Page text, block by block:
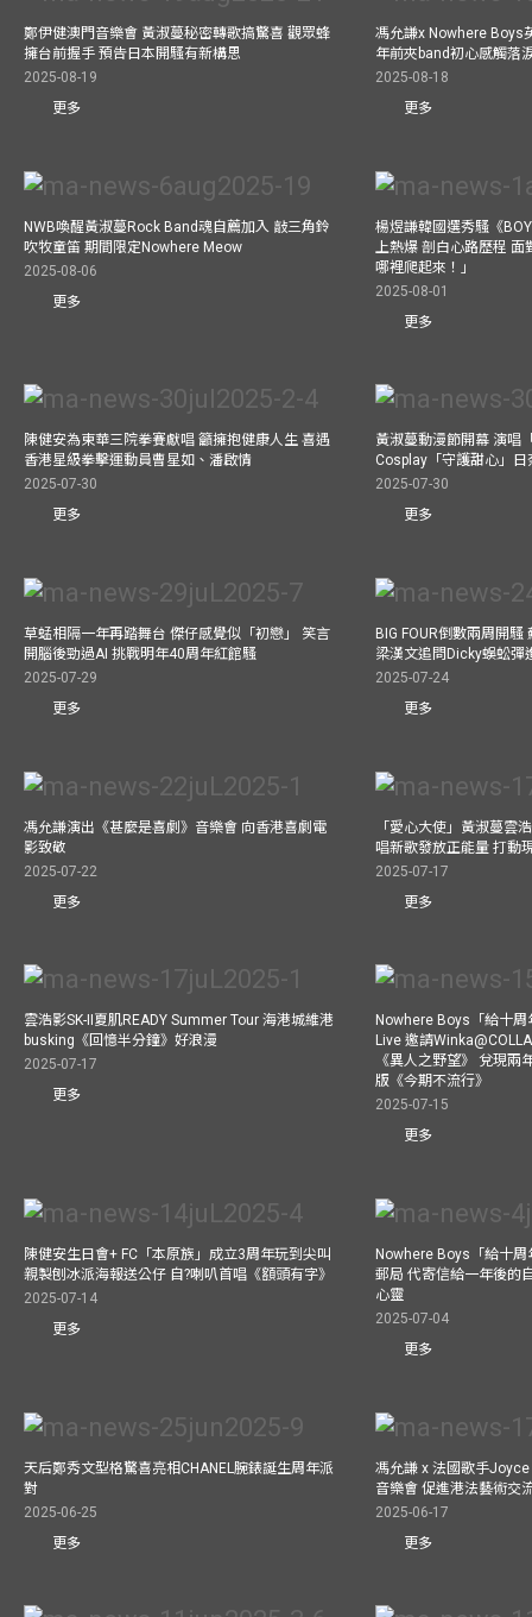
鄭伊健澳門音樂會 黃淑蔓秘密轉歌搞驚喜 觀眾蜂
擁台前握手 預告日本開騷有新構思
2025-08-19
更多
馮允謙x Nowhere Boys
年前夾band初心感觸落
2025-08-18
更多
NWB喚醒黃淑蔓Rock Band魂自薦加入 敲三角鈴
吹牧童笛 期間限定Nowhere Meow
2025-08-06
更多
楊煜謙韓國選秀騷《
上熱爆 剖白心路歷程
哪裡爬起來！」
2025-08-01
更多
陳健安為東華三院拳賽獻唱 籲擁抱健康人生 喜遇
香港星級拳擊運動員曹星如、潘啟情
2025-07-30
更多
黃淑蔓動漫節開幕 演唱
Cosplay「守護甜心」
2025-07-30
更多
草蜢相隔一年再踏舞台 傑仔感覺似「初戀」 笑言
開腦後勁過AI 挑戰明年40周年紅館騷
2025-07-29
更多
BIG FOUR倒數兩周開
梁漢文追問Dicky蜈蚣彈
2025-07-24
更多
馮允謙演出《甚麼是喜劇》音樂會 向香港喜劇電
影致敬
2025-07-22
更多
「愛心大使」黃淑蔓雲
唱新歌發放正能量 打動
2025-07-17
更多
雲浩影SK-II夏肌READY Summer Tour 海港城維港
busking《回憶半分鐘》好浪漫
2025-07-17
更多
Nowhere Boys「給十
Live 邀請
《異人之野望》 兌現兩
版《今期不流行》
2025-07-15
更多
陳健安生日會+ FC「本原族」成立3周年玩到尖叫
親製刨冰派海報送公仔 自?喇叭首唱《額頭有字》
2025-07-14
更多
Nowhere Boys「給十
郵局 代寄信給一年後的
心靈
2025-07-04
更多
天后鄭秀文型格驚喜亮相CHANEL腕錶誕生周年派
對
2025-06-25
更多
馮允謙 x 法國歌手
音樂會 促進港法藝術交
2025-06-17
更多